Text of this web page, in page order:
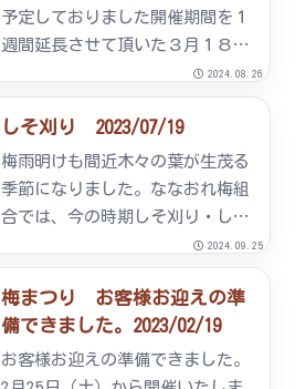
予定しておりました開催期間を１
週間延長させて頂いた３月１８日
をもちまして終了致しました。今
年は厳しい冬の冷え込みの影響
で、近年に例をみない程の開花遅
れとなりました。例年であればピ
ンク、白、黄色のグラデーション
が...
2024.08.26
しそ刈り 2023/07/19
梅雨明けも間近木々の葉が生茂る
季節になりました。ななおれ梅組
合では、今の時期しそ刈り・しそ
2024.09.25
梅まつり お客様お迎えの準
備できました。2023/02/19
お客様お迎えの準備できました。